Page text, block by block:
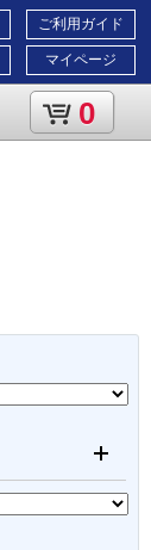
ご利用ガイド
マイページ
0